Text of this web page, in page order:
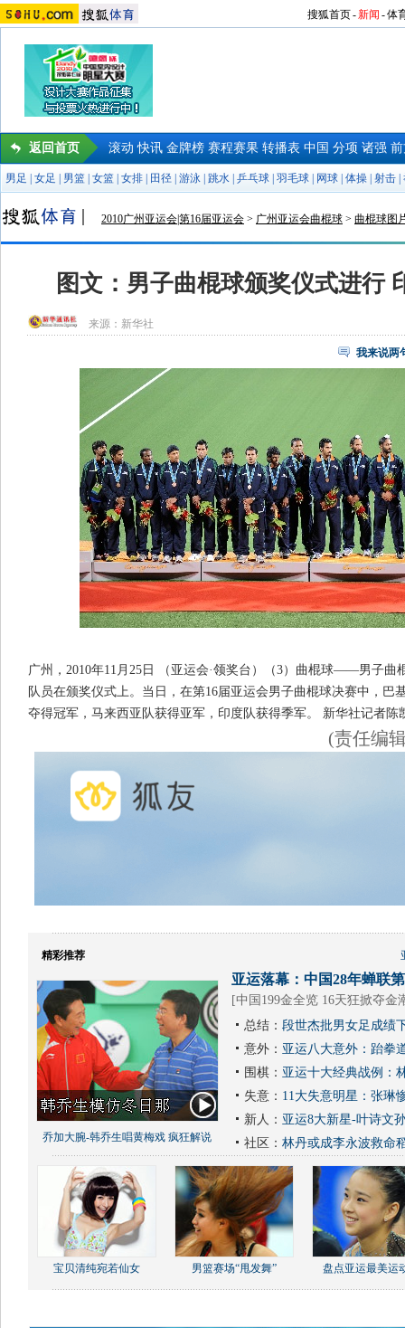
搜狐首页-新闻 -体
返回首页 滚动 快讯 金牌榜 赛程赛果 转播表 中国 分项 诸强
男足 女足 男篮 女篮 女排 田径 游泳 跳水 乒乓球 羽毛球 网球 体操 射击
2010广州亚运会|第16届亚运会 > 广州亚运会曲棍球 > 曲棍球图
图文：男子曲棍球颁奖仪式进行
来源： 新华社
我来说两
广州，2010年11月25日 （亚运会·领奖台）（3）曲棍球——男子曲
队员在颁奖仪式上。当日，在第16届亚运会男子曲棍球决赛中，巴
夺得冠军，马来西亚队获得亚军，印度队获得季军。 新华社记者陈
(责任编
精彩推荐
乔加大腕-韩乔生唱黄梅戏 疯狂解说
亚运落幕：中国28年蝉联
[中国199金全览 16天狂掀夺金
总结： 段世杰批男女足成绩
意外： 亚运八大意外：跆拳
围棋： 亚运十大经典战例：
失意： 11大失意明星：张琳
新人： 亚运8大新星-叶诗文
社区： 林丹或成李永波救命
宝贝清纯宛若仙女 男篮赛场“甩发舞” 盘点亚运最美运